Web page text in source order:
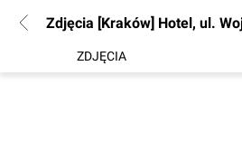
Zdjęcia [Kraków] Hotel, ul.
ZDJĘCIA